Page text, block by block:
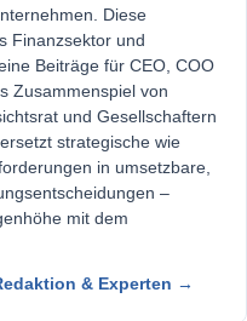
Diese
Finanzsektor und
Beiträge für CEO, COO
Zusammenspiel von
und Gesellschaftern
strategische wie
in umsetzbare,
–
mit dem
& Experten →